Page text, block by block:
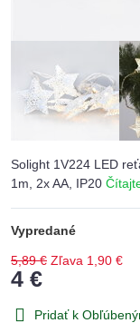
Solight 1V224 LED
1m, 2x AA, IP20
Vypredané
5,89 € Zľava 1,90 €
4 €
Pridať k